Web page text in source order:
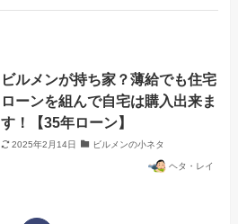
ビルメンが持ち家？薄給でも住宅
ローンを組んで自宅は購入出来ま
す！【35年ローン】
2025年2月14日 ビルメンの小ネタ
ヘタ・レイ